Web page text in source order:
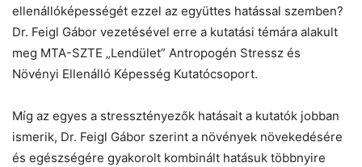
ellenállóképességét ezzel az együttes hatással szemben?
Dr. Feigl Gábor vezetésével erre a kutatási témára alakult
meg MTA-SZTE „Lendület” Antropogén Stressz és
Növényi Ellenálló Képesség Kutatócsoport.
Míg az egyes a stressztényezők hatásait a kutatók jobban
ismerik, Dr. Feigl Gábor szerint a növények növekedésére
és egészségére gyakorolt kombinált hatásuk többnyire